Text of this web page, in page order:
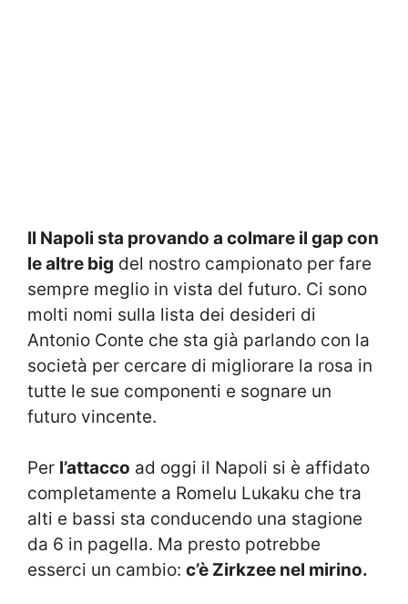
Il Napoli sta provando a colmare il gap con
le altre big del nostro campionato per fare
sempre meglio in vista del futuro. Ci sono
molti nomi sulla lista dei desideri di
Antonio Conte che sta già parlando con la
società per cercare di migliorare la rosa in
tutte le sue componenti e sognare un
futuro vincente.
Per l’attacco ad oggi il Napoli si è affidato
completamente a Romelu Lukaku che tra
alti e bassi sta conducendo una stagione
da 6 in pagella. Ma presto potrebbe
esserci un cambio: c’è Zirkzee nel mirino.